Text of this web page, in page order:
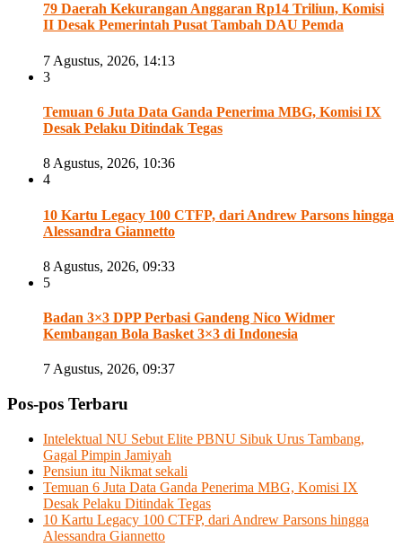
79 Daerah Kekurangan Anggaran Rp14 Triliun, Komisi
II Desak Pemerintah Pusat Tambah DAU Pemda
7 Agustus, 2026, 14:13
3
Temuan 6 Juta Data Ganda Penerima MBG, Komisi IX
Desak Pelaku Ditindak Tegas
8 Agustus, 2026, 10:36
4
10 Kartu Legacy 100 CTFP, dari Andrew Parsons hingga
Alessandra Giannetto
8 Agustus, 2026, 09:33
5
Badan 3×3 DPP Perbasi Gandeng Nico Widmer
Kembangan Bola Basket 3×3 di Indonesia
7 Agustus, 2026, 09:37
Pos-pos Terbaru
Intelektual NU Sebut Elite PBNU Sibuk Urus Tambang,
Gagal Pimpin Jamiyah
Pensiun itu Nikmat sekali
Temuan 6 Juta Data Ganda Penerima MBG, Komisi IX
Desak Pelaku Ditindak Tegas
10 Kartu Legacy 100 CTFP, dari Andrew Parsons hingga
Alessandra Giannetto